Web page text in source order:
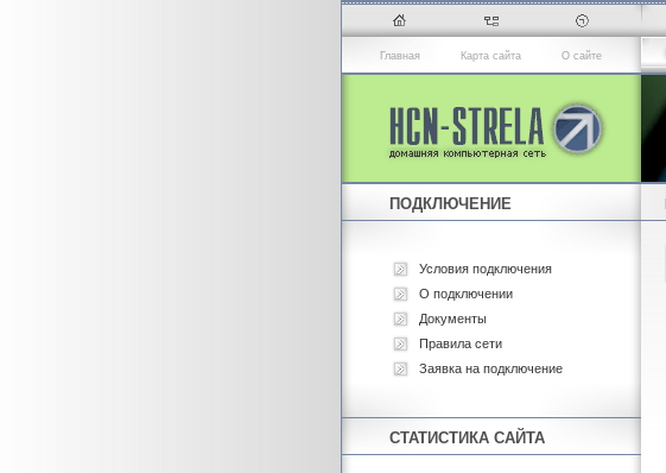
Главная Карта сайта О сайте
ПОДКЛЮЧЕНИЕ
Условия подключения
О подключении
Документы
Правила сети
Заявка на подключение
СТАТИСТИКА САЙТА